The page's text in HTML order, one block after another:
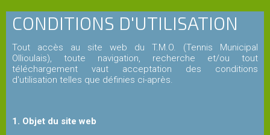
tennis
Les
règles
CONDITIONS D'UTILISATION
Tout accès au site web du T.M.O. (Tennis Municipal
Ollioulais), toute navigation, recherche et/ou tout
téléchargement vaut acceptation des conditions
d'utilisation telles que définies ci-après.
1. Objet du site web